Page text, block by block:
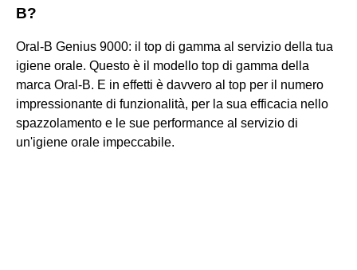
B?
Oral-B Genius 9000: il top di gamma al servizio della tua
igiene orale. Questo è il modello top di gamma della
marca Oral-B. E in effetti è davvero al top per il numero
impressionante di funzionalità, per la sua efficacia nello
spazzolamento e le sue performance al servizio di
un'igiene orale impeccabile.